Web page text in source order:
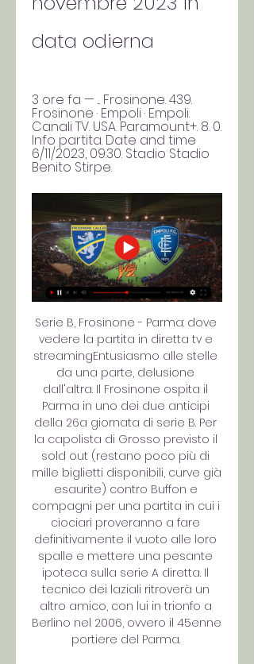
data odierna
3 ore fa — ... Frosinone. 439.
Frosinone · Empoli · Empoli.
Canali TV. USA. Paramount+. 8. 0.
Info partita. Date and time
6/11/2023, 09:30. Stadio Stadio
Benito Stirpe.
Serie B, Frosinone - Parma: dove
vedere la partita in diretta tv e
streamingEntusiasmo alle stelle
da una parte, delusione
dall'altra. Il Frosinone ospita il
Parma in uno dei due anticipi
della 26a giornata di serie B. Per
la capolista di Grosso previsto il
sold out (restano poco più di
mille biglietti disponibili, curve già
esaurite) contro Buffon e
compagni per una partita in cui i
ciociari proveranno a fare
definitivamente il vuoto alle loro
spalle e mettere una pesante
ipoteca sulla serie A diretta. Il
tecnico dei laziali ritroverà un
altro amico, con lui in trionfo a
Berlino nel 2006, ovvero il 45enne
portiere del Parma.